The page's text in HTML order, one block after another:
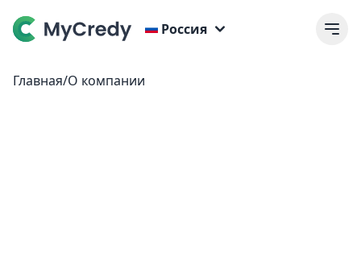
Россия
Главная/О компании